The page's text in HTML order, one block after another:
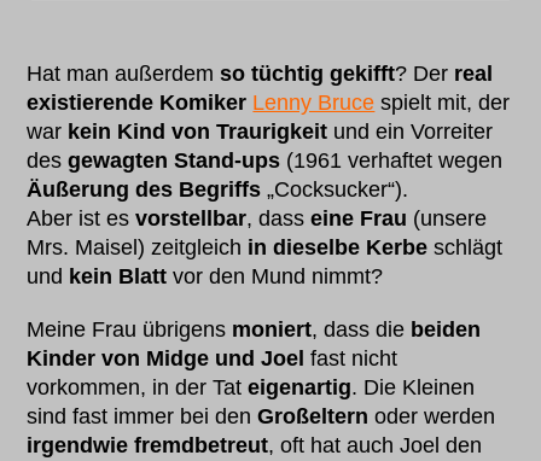
Hat man außerdemso tüchtig gekifft? Der real
existierende Komiker Lenny Bruce spielt mit, der
war kein Kind von Traurigkeit und ein Vorreiter
desgewagten Stand-ups (1961 verhaftet wegen
Äußerung des Begriffs „Cocksucker“).
Aber ist esvorstellbar, dasseine Frau (unsere
Mrs. Maisel) zeitgleich in dieselbe Kerbe schlägt
und kein Blatt vor den Mund nimmt?
Meine Frau übrigens moniert, dass die beiden
Kinder von Midge und Joel fast nicht
vorkommen, in der Tateigenartig. Die Kleinen
sind fast immer bei denGroßeltern oder werden
irgendwie fremdbetreut, oft hat auch Joel den